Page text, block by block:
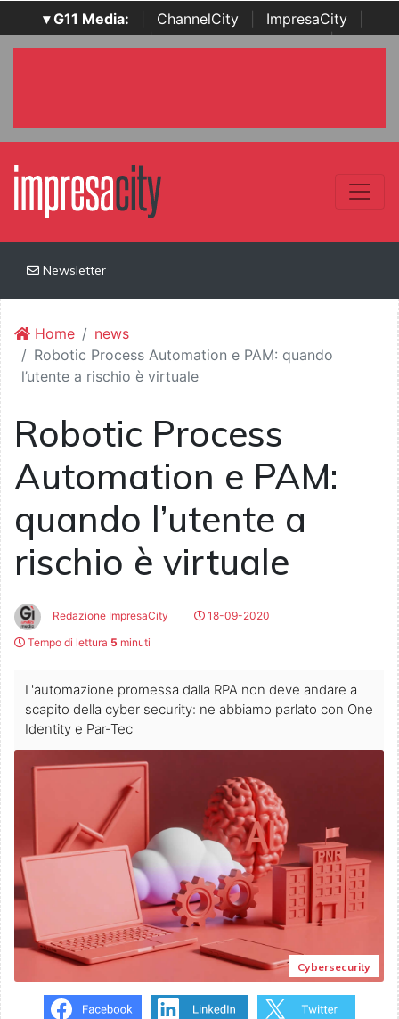
▾ G11 Media: ChannelCity ImpresaCity
SecurityOpenLab | Italian Channel Awards | Italian
Newsletter
Home
news
Robotic Process Automation e PAM: quando
l’utente a rischio è virtuale
Robotic Process
Automation e PAM:
quando l’utente a
rischio è virtuale
Redazione ImpresaCity
18-09-2020
Tempo di lettura 5 minuti
L'automazione promessa dalla RPA non deve andare a
scapito della cyber security: ne abbiamo parlato con One
Identity e Par-Tec
Cybersecurity